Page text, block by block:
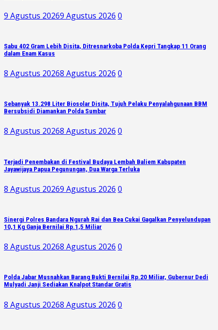
9 Agustus 20269 Agustus 2026 0
Sabu 402 Gram Lebih Disita, Ditresnarkoba Polda Kepri Tangkap 11 Orang
dalam Enam Kasus
8 Agustus 20268 Agustus 2026 0
Sebanyak 13.298 Liter Biosolar Disita, Tujuh Pelaku Penyalahgunaan BBM
Bersubsidi Diamankan Polda Sumbar
8 Agustus 20268 Agustus 2026 0
Terjadi Penembakan di Festival Budaya Lembah Baliem Kabupaten
Jayawijaya Papua Pegunungan, Dua Warga Terluka
8 Agustus 20269 Agustus 2026 0
Sinergi Polres Bandara Ngurah Rai dan Bea Cukai Gagalkan Penyelundupan
10,1 Kg Ganja Bernilai Rp.1,5 Miliar
8 Agustus 20268 Agustus 2026 0
Polda Jabar Musnahkan Barang Bukti Bernilai Rp.20 Miliar, Gubernur Dedi
Mulyadi Janji Sediakan Knalpot Standar Gratis
8 Agustus 20268 Agustus 2026 0